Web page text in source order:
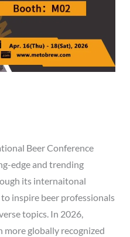
Beer Conference
edge and trending
its internaitonal
inspire beer professionals
topics. In 2026,
more globally recognized